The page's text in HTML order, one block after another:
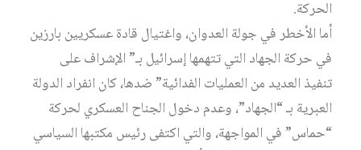
الحركة.
أما الأخطر في جولة العدوان، واغتيال قادة عسكريين بارزين
في حركة الجهاد التي تتهمها إسرائيل بـ” الإشراف على
تنفيذ العديد من العمليات الفدائية” ضدها، كان انفراد الدولة
العبرية بـ “الجهاد”، وعدم دخول الجناح العسكري لحركة
“حماس” في المواجهة، والتي اكتفى رئيس مكتبها السياسي